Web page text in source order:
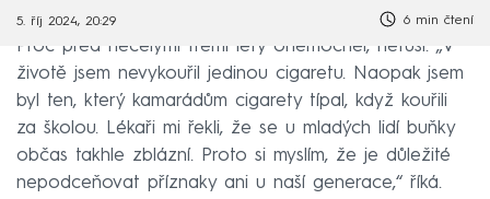
5. říj 2024, 20:29 6 min čtení
Proč před necelými třemi lety onemocněl, netuší. „V
životě jsem nevykouřil jedinou cigaretu. Naopak jsem
byl ten, který kamarádům cigarety típal, když kouřili
za školou. Lékaři mi řekli, že se u mladých lidí buňky
občas takhle zblázní. Proto si myslím, že je důležité
nepodceňovat příznaky ani u naší generace,“ říká.